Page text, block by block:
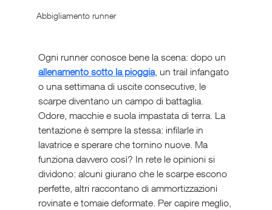
Abbigliamento runner
Ogni runner conosce bene la scena: dopo un
allenamento sotto la pioggia, un trail infangato
o una settimana di uscite consecutive, le
scarpe diventano un campo di battaglia.
Odore, macchie e suola impastata di terra. La
tentazione è sempre la stessa: infilarle in
lavatrice e sperare che tornino nuove. Ma
funziona davvero così? In rete le opinioni si
dividono: alcuni giurano che le scarpe escono
perfette, altri raccontano di ammortizzazioni
rovinate e tomaie deformate. Per capire meglio,